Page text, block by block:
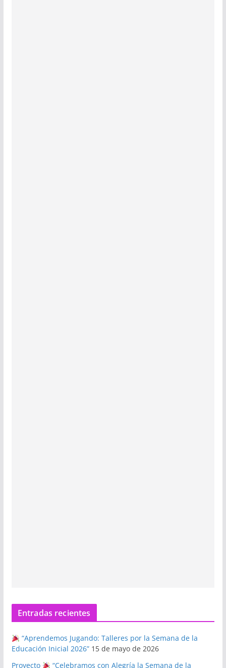
Entradas recientes
“Aprendemos Jugando: Talleres por la Semana de la
Educación Inicial 2026” 15 de mayo de 2026
Proyecto
“Celebramos con Alegría la Semana de la